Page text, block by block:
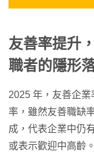
友善率提升
職者的隱形
2025 年，友善企
率，雖然友善職缺
成，代表企業中仍
或表示歡迎中高齡。